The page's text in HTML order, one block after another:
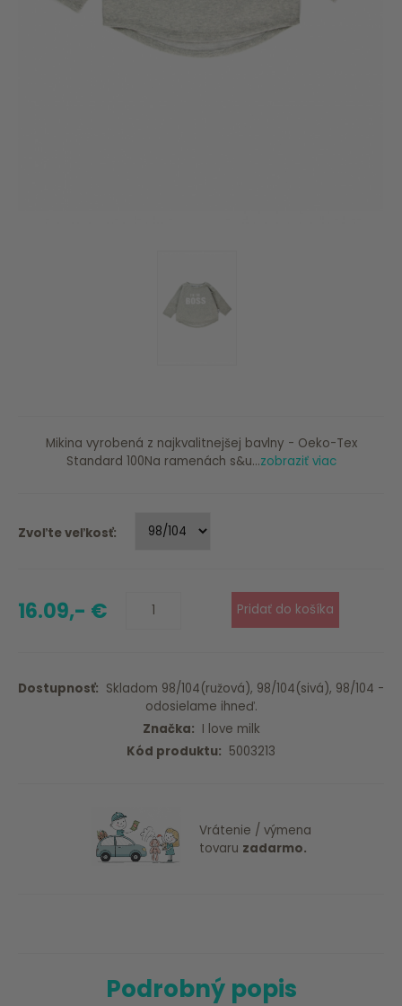
Mikina vyrobená z najkvalitnejšej bavlny - Oeko-Tex
Standard 100Na ramenách s&u...zobraziť viac
Zvoľte veľkosť:
16.09,- €
Dostupnosť: Skladom 98/104(ružová), 98/104(sivá), 98/104 -
odosielame ihneď.
Značka: I love milk
Kód produktu: 5003213
Vrátenie / výmena
tovaru zadarmo.
Podrobný popis